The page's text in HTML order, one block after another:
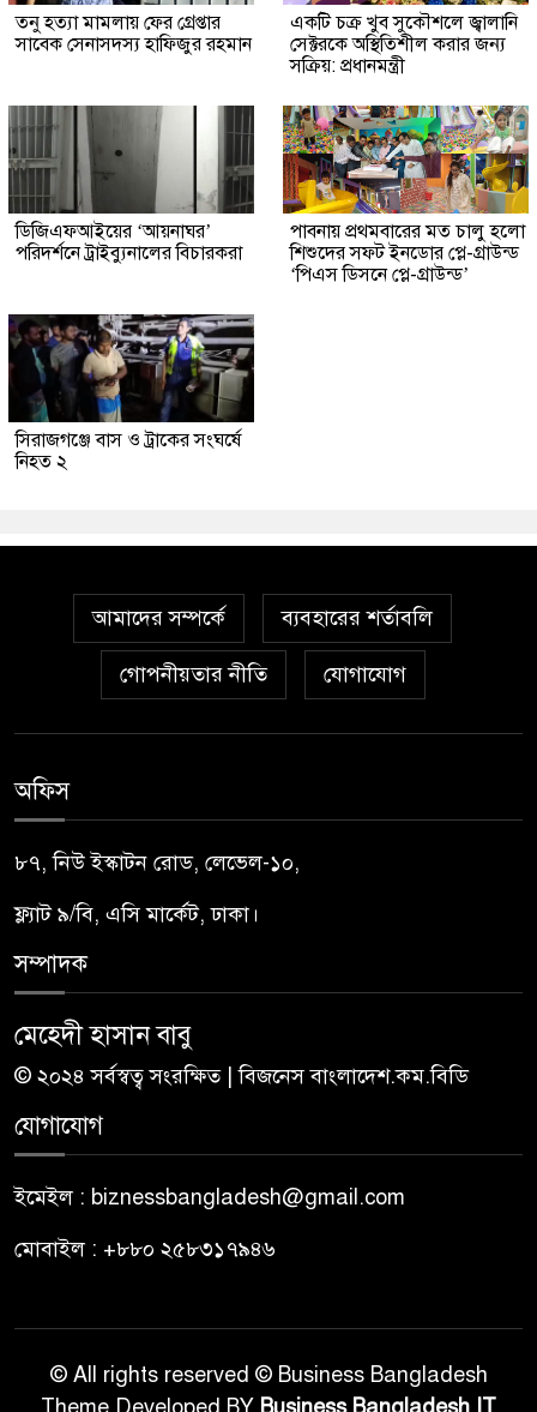
তনু হত্যা মামলায় ফের গ্রেপ্তার
সাবেক সেনাসদস্য হাফিজুর রহমান
একটি চক্র খুব সুকৌশলে জ্বালানি
সেক্টরকে অস্থিতিশীল করার জন্য
সক্রিয়: প্রধানমন্ত্রী
ডিজিএফআইয়ের ‘আয়নাঘর’
পরিদর্শনে ট্রাইব্যুনালের বিচারকরা
পাবনায় প্রথমবারের মত চালু হলো
শিশুদের সফট ইনডোর প্লে-গ্রাউন্ড
‘পিএস ডিসনে প্লে-গ্রাউন্ড’
সিরাজগঞ্জে বাস ও ট্রাকের সংঘর্ষে
নিহত ২
আমাদের সম্পর্কে ব্যবহারের শর্তাবলি
গোপনীয়তার নীতি যোগাযোগ
অফিস
৮৭, নিউ ইস্কাটন রোড, লেভেল-১০,
ফ্ল্যাট ৯/বি, এসি মার্কেট, ঢাকা।
সম্পাদক
মেহেদী হাসান বাবু
© ২০২৪ সর্বস্বত্ব সংরক্ষিত | বিজনেস বাংলাদেশ.কম.বিডি
যোগাযোগ
ইমেইল : biznessbangladesh@gmail.com
মোবাইল : +৮৮০ ২৫৮৩১৭৯৪৬
© All rights reserved © Business Bangladesh